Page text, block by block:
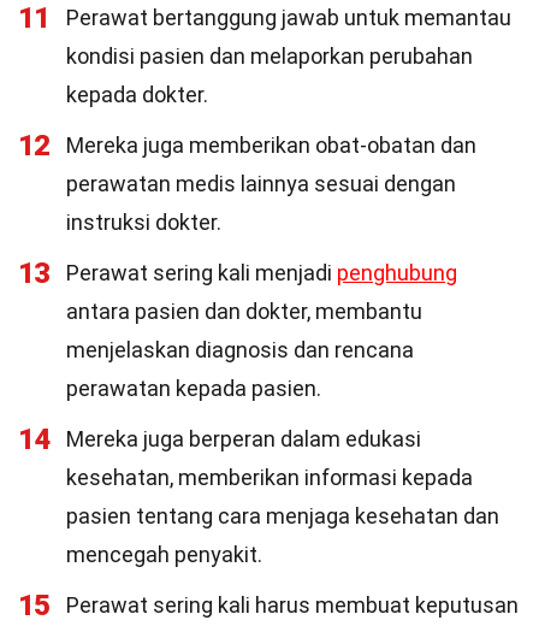
11
Perawat bertanggung jawab untuk memantau
kondisi pasien dan melaporkan perubahan
kepada dokter.
12
Mereka juga memberikan obat-obatan dan
perawatan medis lainnya sesuai dengan
instruksi dokter.
13 Perawat sering kali menjadi penghubung
antara pasien dan dokter, membantu
menjelaskan diagnosis dan rencana
perawatan kepada pasien.
14
Mereka juga berperan dalam edukasi
kesehatan, memberikan informasi kepada
pasien tentang cara menjaga kesehatan dan
mencegah penyakit.
15
Perawat sering kali harus membuat keputusan